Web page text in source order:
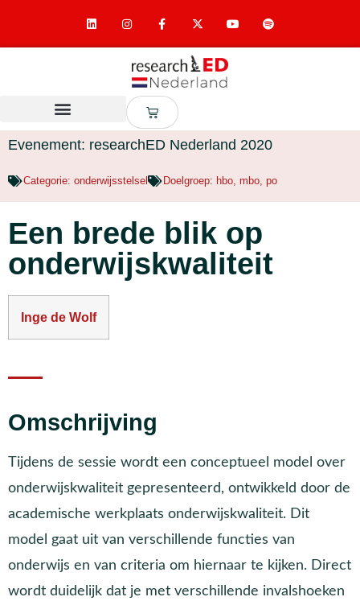
Evenement: researchED Nederland 2020
Categorie: onderwijsstelsel Doelgroep: hbo mbo po
Een brede blik op
onderwijskwaliteit
Inge de Wolf
Omschrijving
Tijdens de sessie wordt een conceptueel model over
onderwijskwaliteit gepresenteerd, ontwikkeld door de
academische werkplaats onderwijskwaliteit. Dit
model gaat uit van verschillende functies van
onderwijs en van criteria om hiernaar te kijken. Direct
wordt duidelijk dat je met verschillende invalshoeken